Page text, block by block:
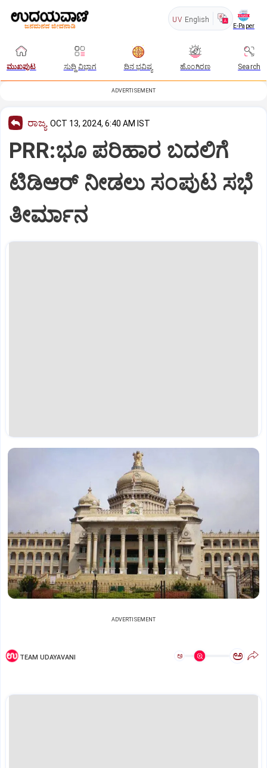
UV English
E-Paper
ಮುಖಪುಟ ಸುದ್ದಿ ವಿಭಾಗ ದಿನ ಭವಿಷ್ಯ ಹೊಂಗಿರಣ Search
ADVERTISEMENT
ರಾಜ್ಯ OCT 13, 2024, 6:40 AM IST
PRR:ಭೂ ಪರಿಹಾರ ಬದಲಿಗೆ
ಟಿಡಿಆರ್‌ ನೀಡಲು ಸಂಪುಟ ಸಭೆ
ತೀರ್ಮಾನ
ADVERTISEMENT
TEAM UDAYAVANI ಅ ಅ